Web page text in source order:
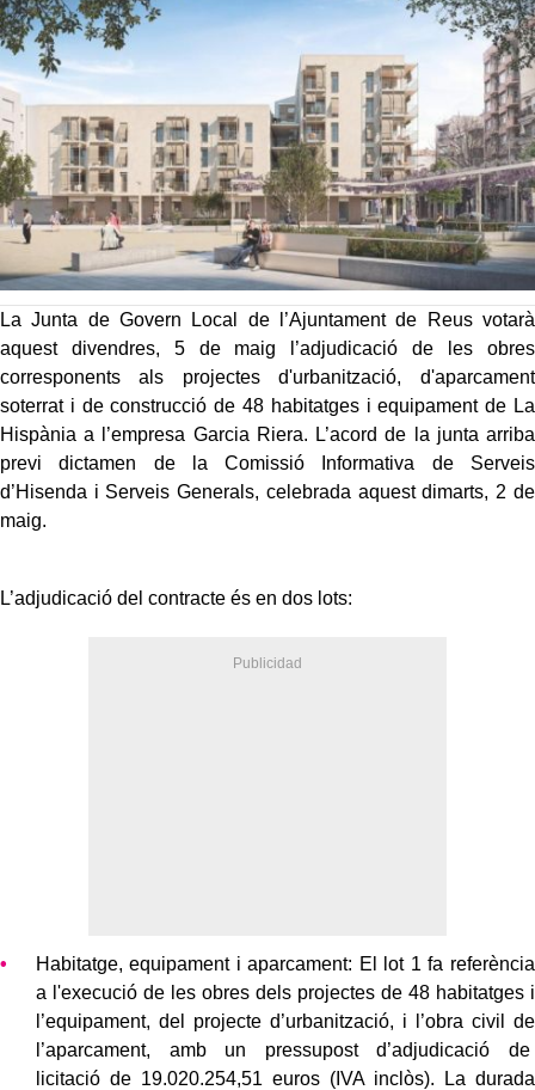
La Junta de Govern Local de l’Ajuntament de Reus votarà
aquest divendres, 5 de maig l’adjudicació de les obres
corresponents als projectes d'urbanització, d'aparcament
soterrat i de construcció de 48 habitatges i equipament de La
Hispània a l’empresa Garcia Riera. L’acord de la junta arriba
previ dictamen de la Comissió Informativa de Serveis
d’Hisenda i Serveis Generals, celebrada aquest dimarts, 2 de
maig.
L’adjudicació del contracte és en dos lots:
Habitatge, equipament i aparcament: El lot 1 fa referència
a l'execució de les obres dels projectes de 48 habitatges i
l’equipament, del projecte d’urbanització, i l’obra civil de
l’aparcament, amb un pressupost d’adjudicació de
licitació de 19.020.254,51 euros (IVA inclòs). La durada